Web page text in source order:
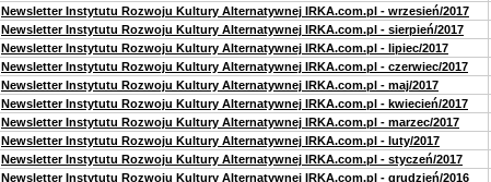
Newsletter Instytutu Rozwoju Kultury Alternatywnej IRKA.com.pl - wrzesień/2017
Newsletter Instytutu Rozwoju Kultury Alternatywnej IRKA.com.pl - sierpień/2017
Newsletter Instytutu Rozwoju Kultury Alternatywnej IRKA.com.pl - lipiec/2017
Newsletter Instytutu Rozwoju Kultury Alternatywnej IRKA.com.pl - czerwiec/2017
Newsletter Instytutu Rozwoju Kultury Alternatywnej IRKA.com.pl - maj/2017
Newsletter Instytutu Rozwoju Kultury Alternatywnej IRKA.com.pl - kwiecień/2017
Newsletter Instytutu Rozwoju Kultury Alternatywnej IRKA.com.pl - marzec/2017
Newsletter Instytutu Rozwoju Kultury Alternatywnej IRKA.com.pl - luty/2017
Newsletter Instytutu Rozwoju Kultury Alternatywnej IRKA.com.pl - styczeń/2017
Newsletter Instytutu Rozwoju Kultury Alternatywnej IRKA.com.pl - grudzień/2016